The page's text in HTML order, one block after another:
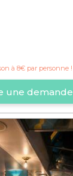
à 8€ par personne !
une demande